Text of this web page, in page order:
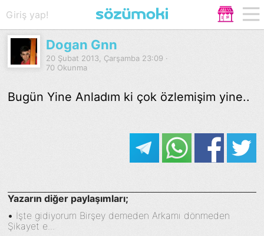
Giriş yap!
Dogan Gnn
20 Şubat 2013, Çarşamba 23:09 ·
70 Okunma
Bugün Yine Anladım ki çok özlemişim yine..
Yazarın diğer paylaşımları;
• İşte gidiyorum Birşey demeden Arkamı dönmeden
Şikayet e...